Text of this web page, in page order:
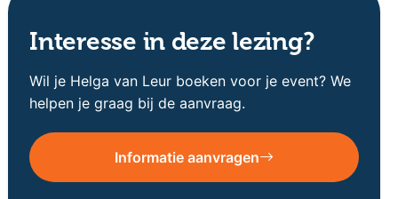
Interesse in deze lezing?
Wil je Helga van Leur boeken voor je event? We
helpen je graag bij de aanvraag.
Informatie aanvragen